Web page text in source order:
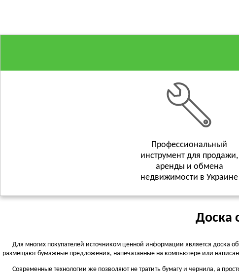
Профессиональный
инструмент для продажи,
аренды и обмена
недвижимости в Украине
Доска
Для многих покупателей источником ценной информации является доска
размещают бумажные предложения, напечатанные на компьютере или
Современные технологии же позволяют не тратить бумагу и чернила, а